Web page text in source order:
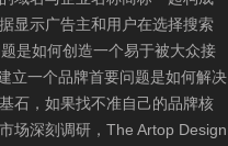
显示广告主和用户在选择搜索
是如何创造一个易于被大众接
立一个品牌首要问题是如何解决
石，如果找不准自己的品牌核
场深刻调研，The Artop Design